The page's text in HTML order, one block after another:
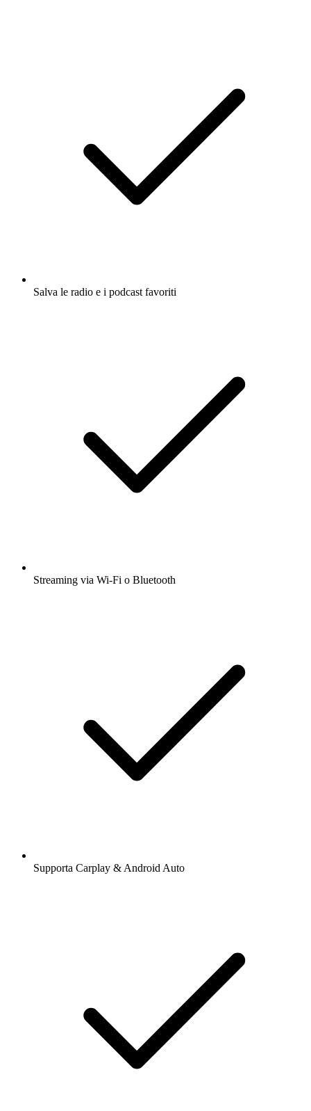
Salva le radio e i podcast favoriti
Streaming via Wi-Fi o Bluetooth
Supporta Carplay & Android Auto